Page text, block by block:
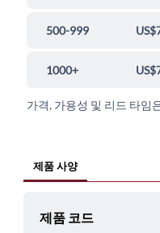
500-999
1000+
가격, 가용성 및 리드 타임
제품 사양
제품 코드